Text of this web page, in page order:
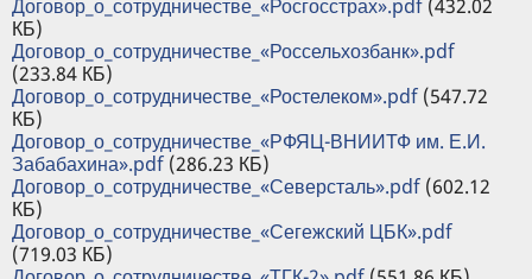
Договор_о_сотрудничестве_«Росгосстрах».pdf (432.02
КБ)
Договор_о_сотрудничестве_«Россельхозбанк».pdf
(233.84 КБ)
Договор_о_сотрудничестве_«Ростелеком».pdf (547.72
КБ)
Договор_о_сотрудничестве_«РФЯЦ-ВНИИТФ им. Е.И.
Забабахина».pdf (286.23 КБ)
Договор_о_сотрудничестве_«Северсталь».pdf (602.12
КБ)
Договор_о_сотрудничестве_«Сегежский ЦБК».pdf
(719.03 КБ)